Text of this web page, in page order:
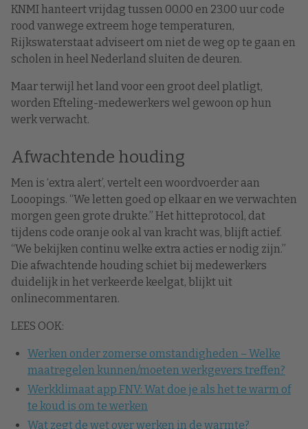
KNMI hanteert vrijdag tussen 00.00 en 23.00 uur code
rood vanwege extreem hoge temperaturen,
Rijkswaterstaat adviseert om niet de weg op te gaan en
scholen in heel Nederland sluiten de deuren.
Maar terwijl het land voor een groot deel platligt,
worden Efteling-medewerkers wel gewoon op hun
werk verwacht.
Afwachtende houding
Men is ‘extra alert’, vertelt een woordvoerder aan
Looopings. “We letten goed op elkaar en we verwachten
morgen geen grote drukte.” Het hitteprotocol, dat
tijdens code oranje ook al van kracht was, blijft actief.
“We bekijken continu welke extra acties er nodig zijn.”
Die afwachtende houding schiet bij medewerkers
duidelijk in het verkeerde keelgat, blijkt uit
onlinecommentaren.
LEES OOK:
Werken onder zomerse omstandigheden – Welke
maatregelen kunnen/moeten werkgevers treffen?
Werkklimaat app FNV: Wat doe je als het te warm of
te koud is om te werken
Wat zegt de wet over werken in de warmte?